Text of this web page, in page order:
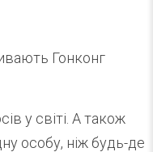
Гонконг
у світі. А також
особу, ніж будь-де